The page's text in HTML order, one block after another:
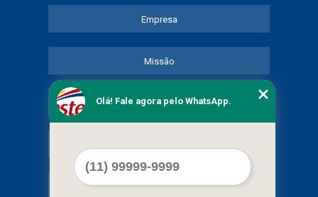
Empresa
Missão
Serviços
Mapa do site
Olá! Fale agora pelo WhatsApp.